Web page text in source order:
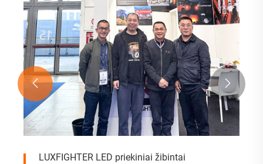
LUXFIGHTER LED priekiniai žibintai
 